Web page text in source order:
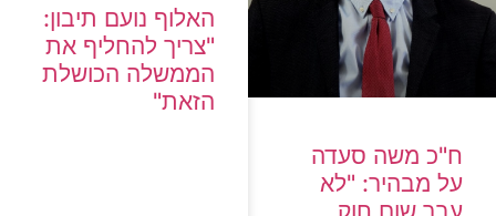
ח"כ משה סעדה
על מבהיר: "לא
האלוף נועם תיבון:
"צריך להחליף את
הממשלה הכושלת
הזאת"